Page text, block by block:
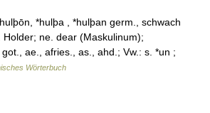
*hulþa , *hulþan germ., schwach
ne. dear (Maskulinum);
ae., afries., as., ahd.; Vw.: s. *un ;
Wörterbuch